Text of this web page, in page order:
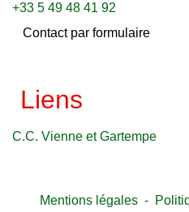
+33 5 49 48 41 92
Contact par formulaire
Liens
C.C. Vienne et Gartempe
Mentions légales -